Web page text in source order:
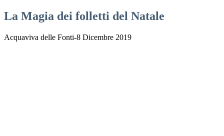
La Magia dei folletti del Natale
Acquaviva delle Fonti-8 Dicembre 2019